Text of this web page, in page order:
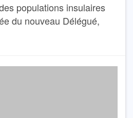
populations insulaires
du nouveau Délégué,